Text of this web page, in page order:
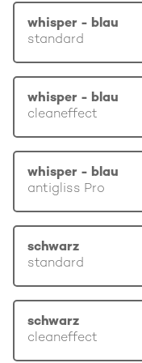
whisper - blau
standard
whisper - blau
cleaneffect
whisper - blau
antigliss Pro
schwarz
standard
schwarz
cleaneffect